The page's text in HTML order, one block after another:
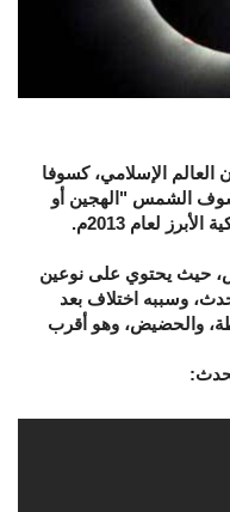
العالم الإسلامي، كسوفا
الشمس "الهجين أو
لعام 2013م.
حيث يحتوي على نوعين
وسببه اختلاف بعد
والحضيض، وهو أقرب